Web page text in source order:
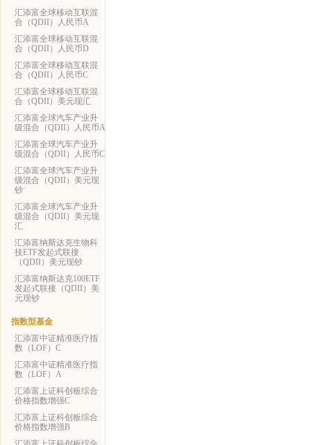
汇添富全球移动互联混
合（QDII）人民币A
汇添富全球移动互联混
合（QDII）人民币D
汇添富全球移动互联混
合（QDII）人民币C
汇添富全球移动互联混
合（QDII）美元现汇
汇添富全球汽车产业升
级混合（QDII）人民币A
汇添富全球汽车产业升
级混合（QDII）人民币C
汇添富全球汽车产业升
级混合（QDII）美元现
钞
汇添富全球汽车产业升
级混合（QDII）美元现
汇
汇添富纳斯达克生物科
技ETF发起式联接
（QDII）美元现钞
汇添富纳斯达克100ETF
发起式联接（QDII）美
元现钞
指数型基金
汇添富中证精准医疗指
数（LOF）C
汇添富中证精准医疗指
数（LOF）A
汇添富上证科创板综合
价格指数增强C
汇添富上证科创板综合
价格指数增强B